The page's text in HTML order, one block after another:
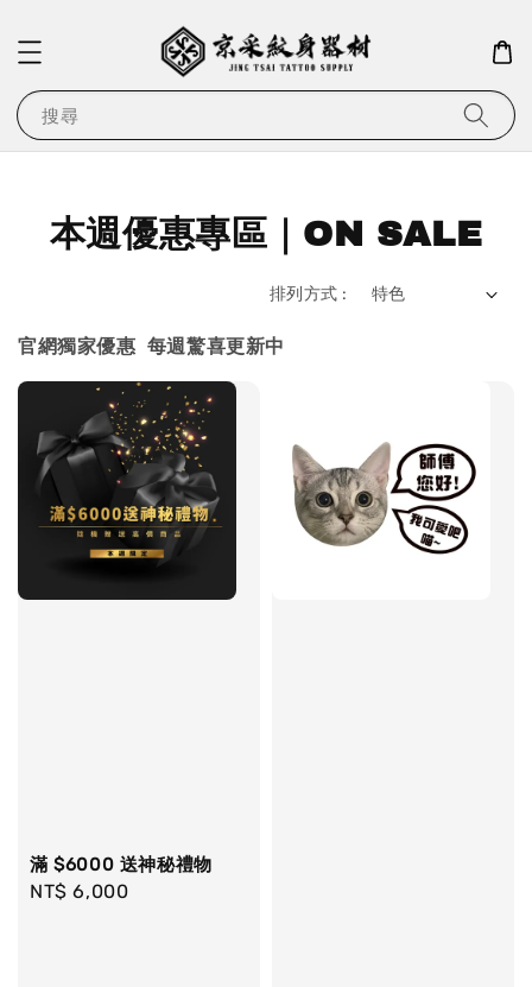
搜尋
本週優惠專區｜ON SALE
排列方式 :
官網獨家優惠 每週驚喜更新中
滿 $6000 送神秘禮物
Regular
NT$ 6,000